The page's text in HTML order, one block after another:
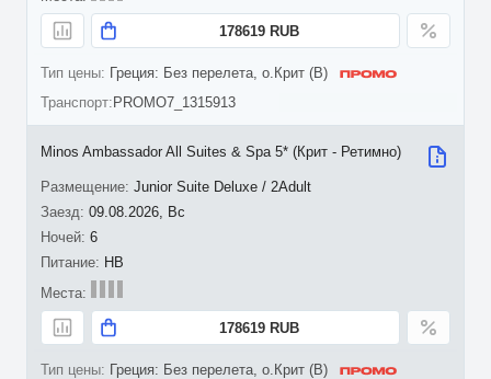
178619 RUB
Греция: Без перелета, о.Крит (B)
PROMO7_1315913
09.08.2026, Вс
6
Minos Ambassador All Suites & Spa 5* (Крит - Ретимно)
Junior Suite Deluxe / 2Adult
HB
178619 RUB
Греция: Без перелета, о.Крит (B)